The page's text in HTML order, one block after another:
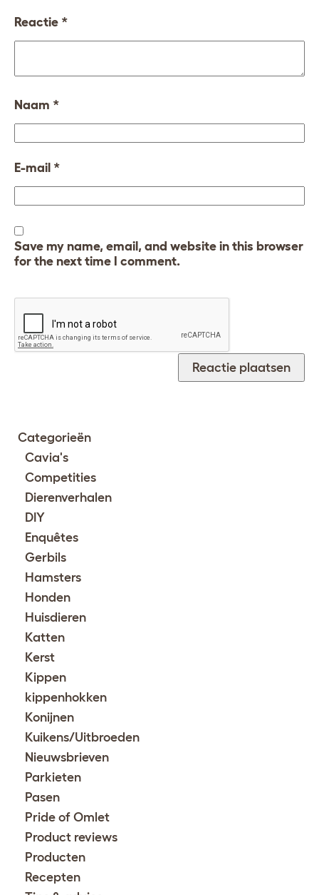
Reactie *
Naam *
E-mail *
Save my name, email, and website in this browser
for the next time I comment.
Categorieën
Cavia's
Competities
Dierenverhalen
DIY
Enquêtes
Gerbils
Hamsters
Honden
Huisdieren
Katten
Kerst
Kippen
kippenhokken
Konijnen
Kuikens/Uitbroeden
Nieuwsbrieven
Parkieten
Pasen
Pride of Omlet
Product reviews
Producten
Recepten